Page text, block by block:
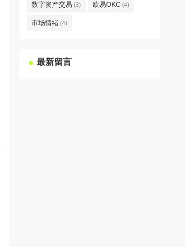
数字资产交易 (3) 欧易OKC (4)
市场情绪 (4)
最新留言